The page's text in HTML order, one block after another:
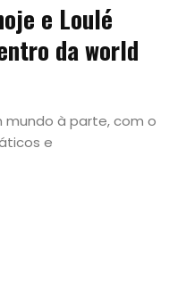
e Loulé
da world
mundo à parte, com o
e